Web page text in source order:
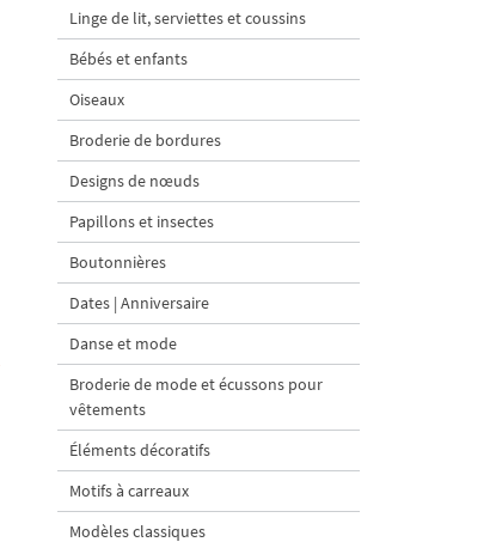
Linge de lit, serviettes et coussins
Bébés et enfants
Oiseaux
Broderie de bordures
Designs de nœuds
Papillons et insectes
Boutonnières
Dates | Anniversaire
Danse et mode
Broderie de mode et écussons pour
vêtements
Éléments décoratifs
Motifs à carreaux
Modèles classiques